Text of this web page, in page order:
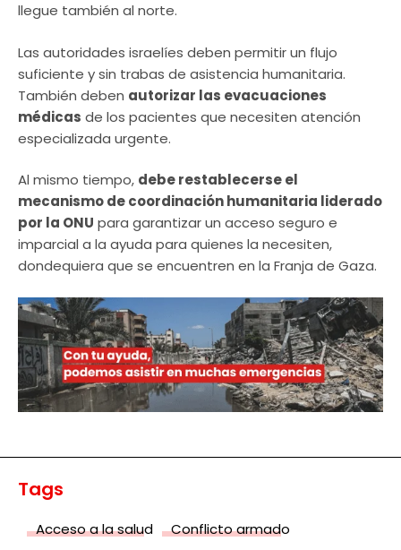
llegue también al norte.
Las autoridades israelíes deben permitir un flujo
suficiente y sin trabas de asistencia humanitaria.
También deben autorizar las evacuaciones
médicas de los pacientes que necesiten atención
especializada urgente.
Al mismo tiempo, debe restablecerse el
mecanismo de coordinación humanitaria liderado
por la ONU para garantizar un acceso seguro e
imparcial a la ayuda para quienes la necesiten,
dondequiera que se encuentren en la Franja de Gaza.
Tags
Acceso a la salud
Conflicto armado